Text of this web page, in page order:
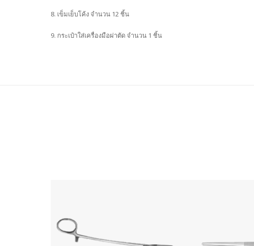
8. เข็มเย็บโค้ง จำนวน 12 ชิ้น
9. กระเป๋าใส่เครื่องมือผ่าตัด จำนวน 1 ชิ้น